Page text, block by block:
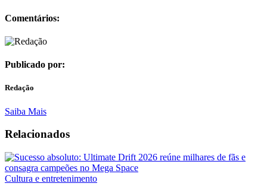
Comentários:
Publicado por:
Redação
Saiba Mais
Relacionados
Cultura e entretenimento